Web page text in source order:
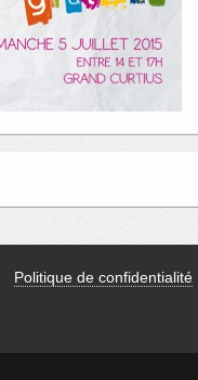
Politique de confidentialité